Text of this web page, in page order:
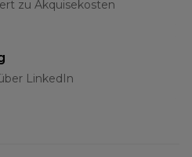
zu Akquisekosten
LinkedIn